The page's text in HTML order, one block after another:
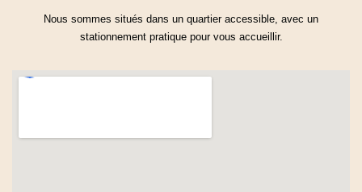
Nous sommes situés dans un quartier accessible, avec un
stationnement pratique pour vous accueillir.